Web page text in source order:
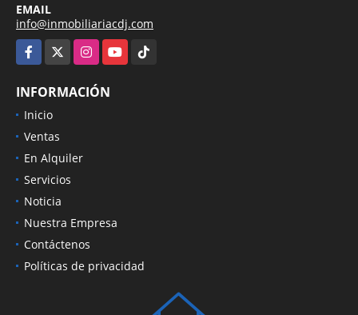
EMAIL
info@inmobiliariacdj.com
Facebook
InstagramYouTubeTikTok
INFORMACIÓN
Inicio
Ventas
En Alquiler
Servicios
Noticia
Nuestra Empresa
Contáctenos
Políticas de privacidad